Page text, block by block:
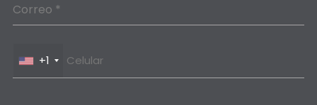
Correo *
+1